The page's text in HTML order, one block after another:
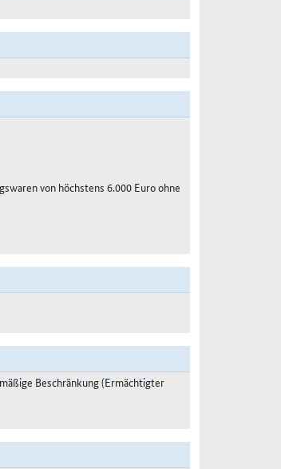
von höchstens 6.000 Euro ohne
Beschränkung (Ermächtigter